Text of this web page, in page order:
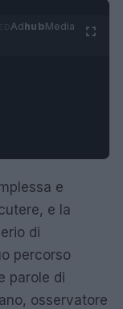
AdhubMedia
e
e la
di
percorso
parole di
osservatore